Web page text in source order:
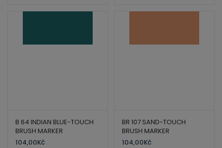
B 64 INDIAN BLUE-TOUCH
BRUSH MARKER
104,00Kč
BR 107 SAND-TOUCH
BRUSH MARKER
104,00Kč